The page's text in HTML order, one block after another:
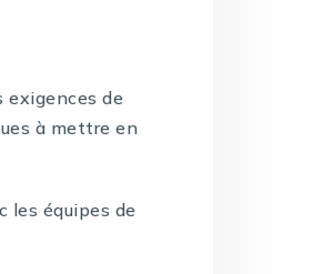
exigences de
à mettre en
les équipes de